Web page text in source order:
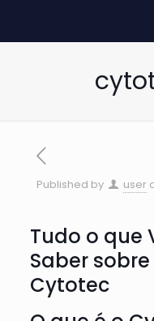
Published by user
Tudo o que
Saber
Cytotec